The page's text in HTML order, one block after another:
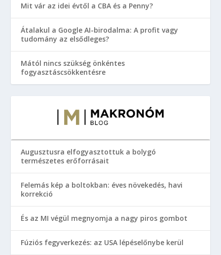
Mit vár az idei évtől a CBA és a Penny?
Átalakul a Google AI-birodalma: A profit vagy
tudomány az elsődleges?
Mától nincs szükség önkéntes
fogyasztáscsökkentésre
Augusztusra elfogyasztottuk a bolygó
természetes erőforrásait
Felemás kép a boltokban: éves növekedés, havi
korrekció
És az MI végül megnyomja a nagy piros gombot
Fúziós fegyverkezés: az USA lépéselőnybe kerül